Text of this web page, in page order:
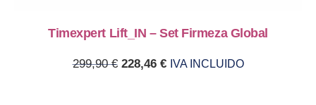
Timexpert Lift_IN – Set Firmeza Global
299,90€ Original price was: 299,90 €.
228,46 €Current price is: 228,46 €.
IVA INCLUIDO